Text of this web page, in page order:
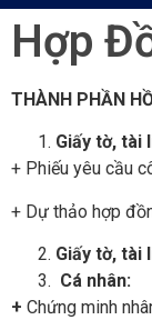
Hợp
THÀNH PHẦN H
Giấy tờ, tài
+ Phiếu yêu cầu
+ Dự thảo hợp
Giấy tờ, tài
Cá nhân:
+ Chứng minh